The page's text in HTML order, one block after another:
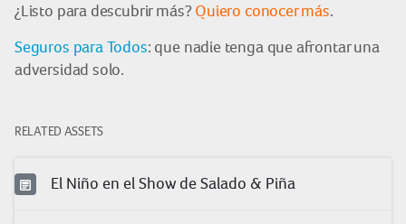
¿Listo para descubrir más? Quiero conocer más.
Seguros para Todos: que nadie tenga que afrontar una
adversidad solo.
RELATED ASSETS
El Niño en el Show de Salado & Piña